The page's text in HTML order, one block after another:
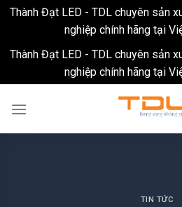
Thành Đạt LED - TDL chuyên sản
nghiệp chính hãng tại
Thành Đạt LED - TDL chuyên sản
nghiệp chính hãng tại
TIN TỨC